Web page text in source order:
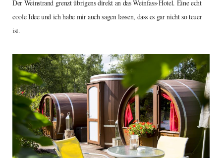
Der Weinstrand grenzt übrigens direkt an das Weinfass-Hotel. Eine echt
coole Idee und ich habe mir auch sagen lassen, dass es gar nicht so teuer
ist.